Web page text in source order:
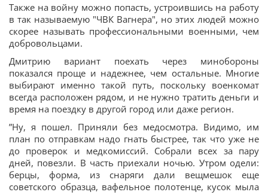
Также на войну можно попасть, устроившись на работу
в так называемую "ЧВК Вагнера", но этих людей можно
скорее называть профессиональными военными, чем
добровольцами.
Дмитрию вариант поехать через минобороны
показался проще и надежнее, чем остальные. Многие
выбирают именно такой путь, поскольку военкомат
всегда расположен рядом, и не нужно тратить деньги и
время на поездку в другой город или даже регион.
”Ну, я пошел. Приняли без медосмотра. Видимо, им
план по отправкам надо гнать быстрее, так что уже не
до проверок и медкомиссий. Собрали всех за пару
дней, повезли. В часть приехали ночью. Утром одели:
берцы, форма, из снаряги дали вещмешок еще
советского образца, вафельное полотенце, кусок мыла